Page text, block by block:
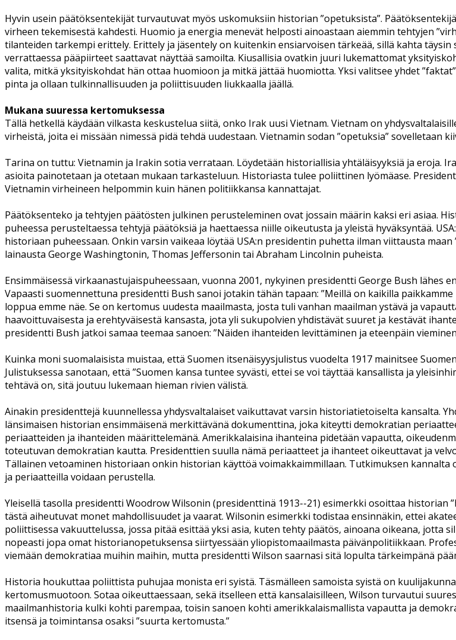
Hyvin usein päätöksentekijät turvautuvat myös uskomuksiin historian ”opetuksista”.
virheen tekemisestä kahdesti. Huomio ja energia menevät helposti ainoastaan aiemmin tehtyjen
tilanteiden tarkempi erittely. Erittely ja jäsentely on kuitenkin ensiarvoisen tärkeää, sillä kahta
verrattaessa pääpiirteet saattavat näyttää samoilta. Kiusallisia ovatkin juuri lukemattomat
valita, mitkä yksityiskohdat hän ottaa huomioon ja mitkä jättää huomiotta. Yksi valitsee yhdet
pinta ja ollaan tulkinnallisuuden ja poliittisuuden liukkaalla jäällä.
Mukana suuressa kertomuksessa
Tällä hetkellä käydään vilkasta keskustelua siitä, onko Irak uusi Vietnam. Vietnam on
virheistä, joita ei missään nimessä pidä tehdä uudestaan. Vietnamin sodan ”opetuksia” sovelletaan
Tarina on tuttu: Vietnamin ja Irakin sotia verrataan. Löydetään historiallisia yhtäläisyyksiä ja eroja.
asioita painotetaan ja otetaan mukaan tarkasteluun. Historiasta tulee poliittinen lyömäase.
Vietnamin virheineen helpommin kuin hänen politiikkansa kannattajat.
Päätöksenteko ja tehtyjen päätösten julkinen perusteleminen ovat jossain määrin kaksi eri asiaa.
puheessa perusteltaessa tehtyjä päätöksiä ja haettaessa niille oikeutusta ja yleistä hyväksyntää.
historiaan puheessaan. Onkin varsin vaikeaa löytää USA:n presidentin puhetta ilman viittausta
lainausta George Washingtonin, Thomas Jeffersonin tai Abraham Lincolnin puheista.
Ensimmäisessä virkaanastujaispuheessaan, vuonna 2001, nykyinen presidentti George Bush lähes
Vapaasti suomennettuna presidentti Bush sanoi jotakin tähän tapaan: ”Meillä on kaikilla
loppua emme näe. Se on kertomus uudesta maailmasta, josta tuli vanhan maailman ystävä ja
haavoittuvaisesta ja erehtyväisestä kansasta, jota yli sukupolvien yhdistävät suuret ja kestävät
presidentti Bush jatkoi samaa teemaa sanoen: ”Näiden ihanteiden levittäminen ja eteenpäin
Kuinka moni suomalaisista muistaa, että Suomen itsenäisyysjulistus vuodelta 1917 mainitsee
Julistuksessa sanotaan, että ”Suomen kansa tuntee syvästi, ettei se voi täyttää kansallista ja
tehtävä on, sitä joutuu lukemaan hieman rivien välistä.
Ainakin presidenttejä kuunnellessa yhdysvaltalaiset vaikuttavat varsin historiatietoiselta kansalta.
länsimaisen historian ensimmäisenä merkittävänä dokumenttina, joka kiteytti demokratian
periaatteiden ja ihanteiden määrittelemänä. Amerikkalaisina ihanteina pidetään vapautta,
toteutuvan demokratian kautta. Presidenttien suulla nämä periaatteet ja ihanteet oikeuttavat ja
Tällainen vetoaminen historiaan onkin historian käyttöä voimakkaimmillaan. Tutkimuksen
ja periaatteilla voidaan perustella.
Yleisellä tasolla presidentti Woodrow Wilsonin (presidenttinä 1913--21) esimerkki osoittaa historian
tästä aiheutuvat monet mahdollisuudet ja vaarat. Wilsonin esimerkki todistaa ensinnäkin, ettei
poliittisessa vakuuttelussa, jossa pitää esittää yksi asia, kuten tehty päätös, ainoana oikeana, jotta
nopeasti jopa omat historianopetuksensa siirtyessään yliopistomaailmasta päivänpolitiikkaan.
viemään demokratiaa muihin maihin, mutta presidentti Wilson saarnasi sitä lopulta tärkeimpänä
Historia houkuttaa poliittista puhujaa monista eri syistä. Täsmälleen samoista syistä on
kertomusmuotoon. Sotaa oikeuttaessaan, sekä itselleen että kansalaisilleen, Wilson turvautui
maailmanhistoria kulki kohti parempaa, toisin sanoen kohti amerikkalaismallista vapautta ja
itsensä ja toimintansa osaksi ”suurta kertomusta.”